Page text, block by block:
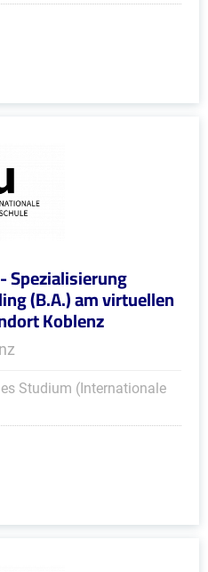
Spezialisierung
(B.A.) am virtuellen
Koblenz
Studium (Internationale